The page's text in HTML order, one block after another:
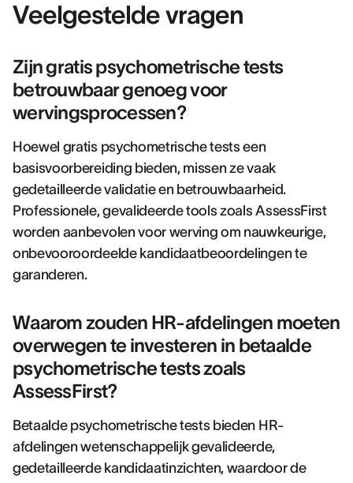
Veelgestelde vragen
Zijn gratis psychometrische tests
betrouwbaar genoeg voor
wervingsprocessen?
Hoewel gratis psychometrische tests een
basisvoorbereiding bieden, missen ze vaak
gedetailleerde validatie en betrouwbaarheid.
Professionele, gevalideerde tools zoals AssessFirst
worden aanbevolen voor werving om nauwkeurige,
onbevooroordeelde kandidaatbeoordelingen te
garanderen.
Waarom zouden HR-afdelingen moeten
overwegen te investeren in betaalde
psychometrische tests zoals
AssessFirst?
Betaalde psychometrische tests bieden HR-
afdelingen wetenschappelijk gevalideerde,
gedetailleerde kandidaatinzichten, waardoor de